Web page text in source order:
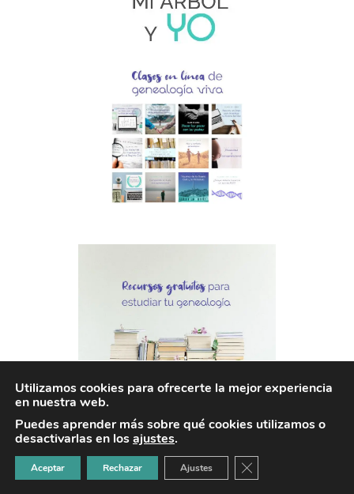
Mis libros y cartas
Utilizamos cookies para ofrecerte la mejor experiencia
en nuestra web.
Puedes aprender más sobre qué cookies utilizamos o
desactivarlas en losajustes.
Aceptar Rechazar Ajustes CERRAR EL